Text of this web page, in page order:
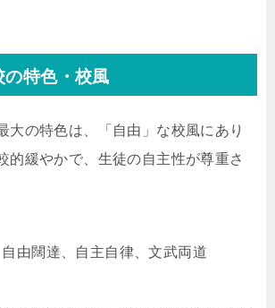
の特色・校風
大の特色は、「自由」な校風にあり
的緩やかで、生徒の自主性が尊重さ
由闊達、自主自律、文武両道